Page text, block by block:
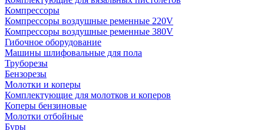
Компрессоры
Компрессоры воздушные ременные 220V
Компрессоры воздушные ременные 380V
Гибочное оборудование
Машины шлифовальные для пола
Труборезы
Бензорезы
Молотки и коперы
Комплектующие для молотков и коперов
Коперы бензиновые
Молотки отбойные
Буры